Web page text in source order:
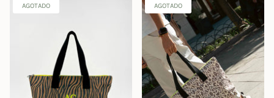
AGOTADO AGOTADO